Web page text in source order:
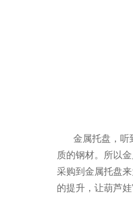
金属托盘，
质的钢材。所
采购到金属托盘来
的提升，让葫